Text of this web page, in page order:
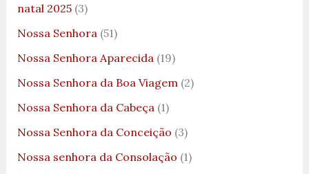
natal 2025(3)
Nossa Senhora(51)
Nossa Senhora Aparecida(19)
Nossa Senhora da Boa Viagem(2)
Nossa Senhora da Cabeça(1)
Nossa Senhora da Conceição (3)
Nossa senhora da Consolação (1)